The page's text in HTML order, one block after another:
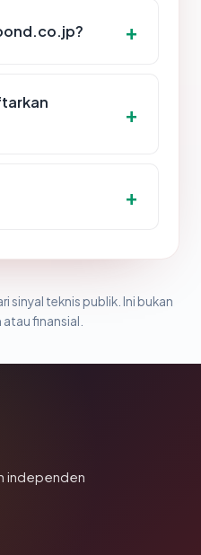
sinyal teknis publik. Ini bukan
finansial.
independen